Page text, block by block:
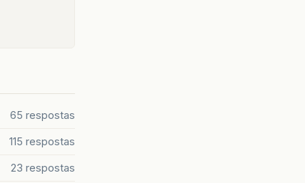
65 respostas
115 respostas
23 respostas